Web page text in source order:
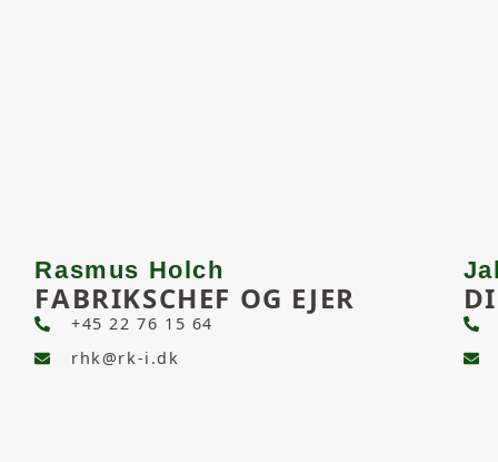
Rasmus Holch
FABRIKSCHEF OG EJER
+45 22 76 15 64
rhk@rk-i.dk